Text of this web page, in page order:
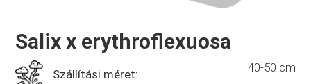
Salix x erythroflexuosa
Szállítási méret: 40-50 cm